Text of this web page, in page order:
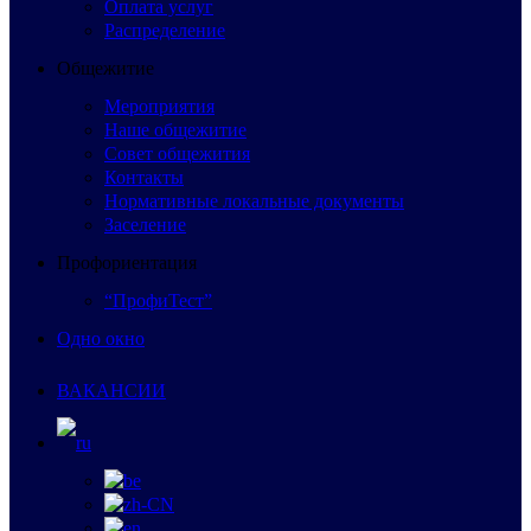
Оплата услуг
Распределение
Общежитие
Мероприятия
Наше общежитие
Совет общежития
Контакты
Нормативные локальные документы
Заселение
Профориентация
“ПрофиТест”
Одно окно
ВАКАНСИИ